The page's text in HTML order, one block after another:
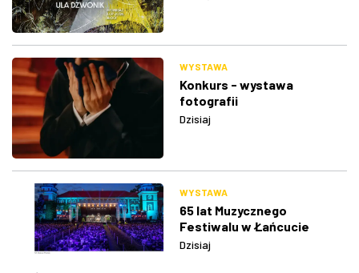
WYSTAWA
Konkurs - wystawa
fotografii
Dzisiaj
WYSTAWA
65 lat Muzycznego
Festiwalu w Łańcucie
Dzisiaj